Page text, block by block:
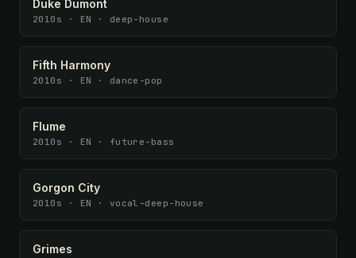
Duke Dumont
2010s · EN · deep-house
Fifth Harmony
2010s · EN · dance-pop
Flume
2010s · EN · future-bass
Gorgon City
2010s · EN · vocal-deep-house
Grimes